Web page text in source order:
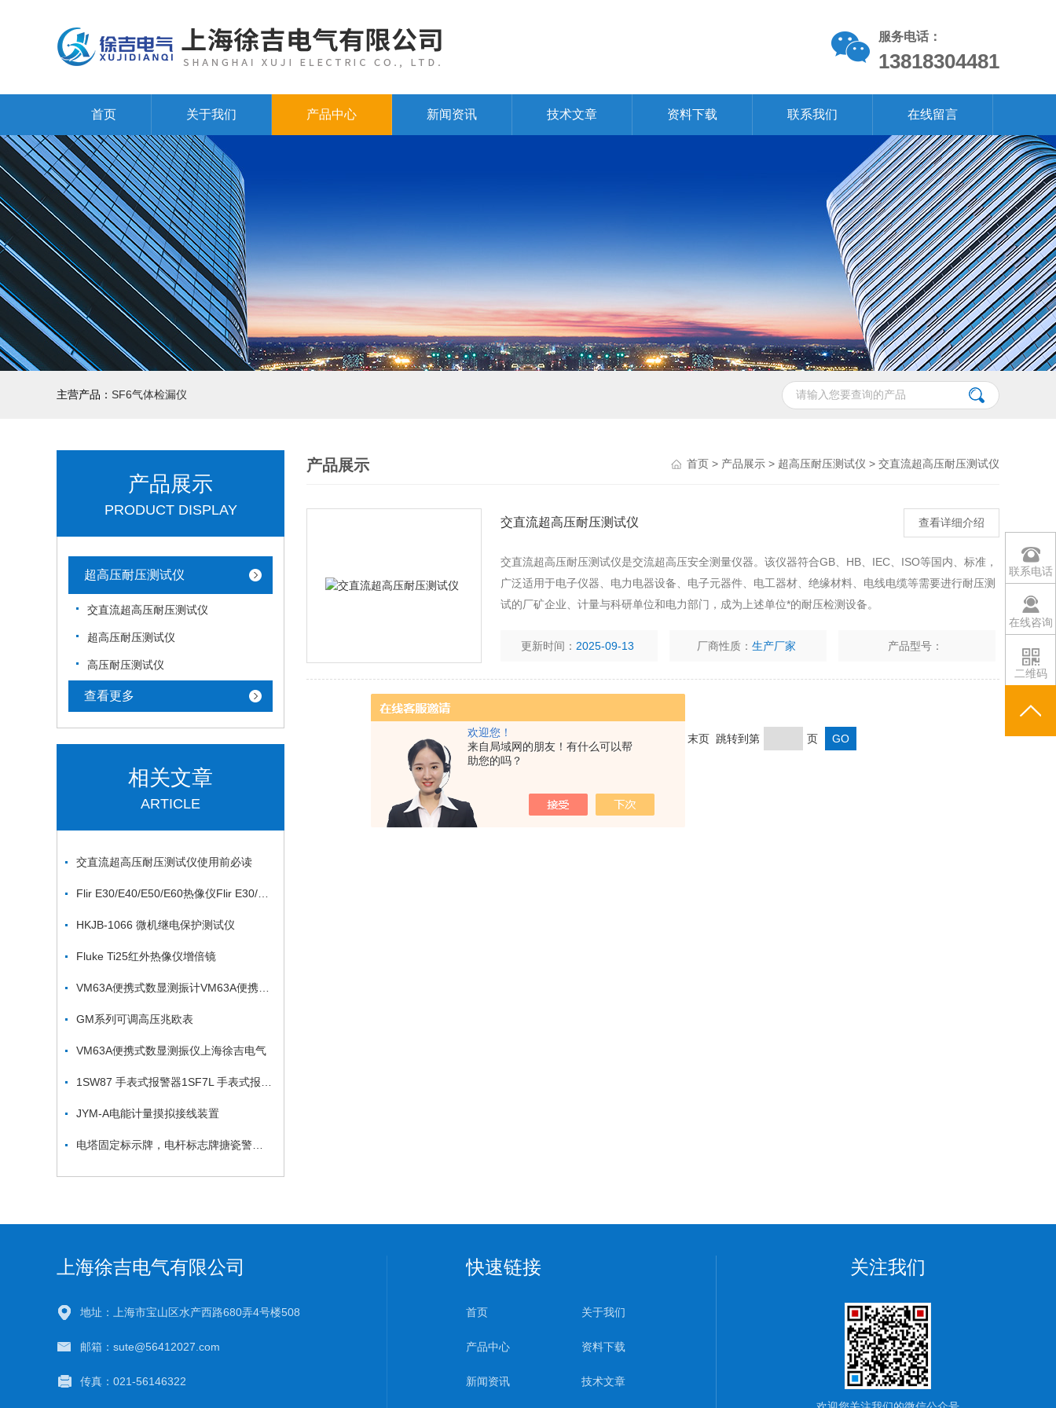
欢迎您！
来自局域网的朋友！有什么可以帮
助您的吗？
服务电话：
13818304481
首页 关于我们 产品中心 新闻资讯 技术文章 资料下载 联系我们 在线留言
主营产品： SF6气体检漏仪
产品展示
PRODUCT DISPLAY
超高压耐压测试仪
交直流超高压耐压测试仪
超高压耐压测试仪
高压耐压测试仪
查看更多
相关文章
ARTICLE
交直流超高压耐压测试仪使用前必读
HKJB-1066 微机继电保护测试仪
Fluke Ti25红外热像仪增倍镜
GM系列可调高压兆欧表
VM63A便携式数显测振仪上海徐吉电气
JYM-A电能计量摸拟接线装置
产品展示 首页 > 产品展示 > 超高压耐压测试仪 > 交直流超高压耐压测试仪
交直流超高压耐压测试仪 查看详细介绍
交直流超高压耐压测试仪是交流超高压安全测量仪器。该仪器符合GB、HB、IEC、ISO等国内、标准，
广泛适用于电子仪器、电力电器设备、电子元器件、电工器材、绝缘材料、电线电缆等需要进行耐压测
试的厂矿企业、计量与科研单位和电力部门，成为上述单位*的耐压检测设备。
更新时间： 2025-09-13 厂商性质：生产厂家 产品型号：
共 1 条记录，当前 1 / 1 页 首页 上一页 下一页 末页 跳转到第 页
上海徐吉电气有限公司
地址：上海市宝山区水产西路680弄4号楼508
邮箱：sute@56412027.com
传真：021-56146322
快速链接
首页 关于我们
产品中心 资料下载
新闻资讯 技术文章
关注我们
联系电话
在线咨询
二维码